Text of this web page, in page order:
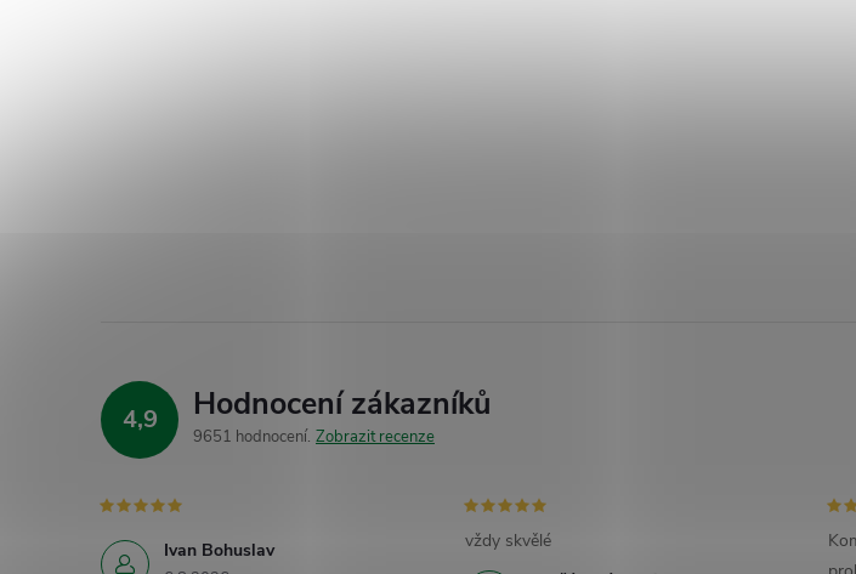
4,9 Hodnocení zákazníků
9651 hodnocení Zobrazit recenze
Ivan Bohuslav vždy skvělé